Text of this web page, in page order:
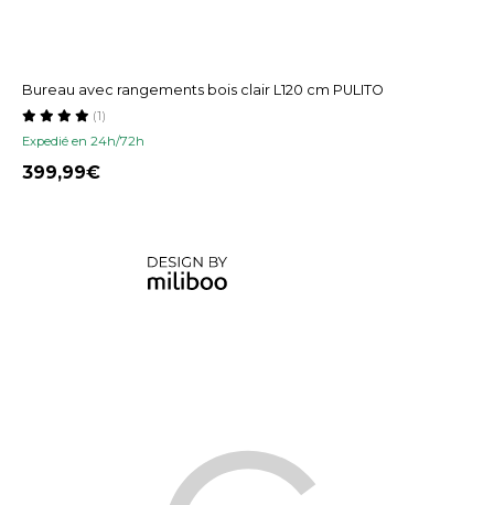
Bureau avec rangements bois clair L120 cm PULITO
Expedié en 24h/72h
(1)
399,99